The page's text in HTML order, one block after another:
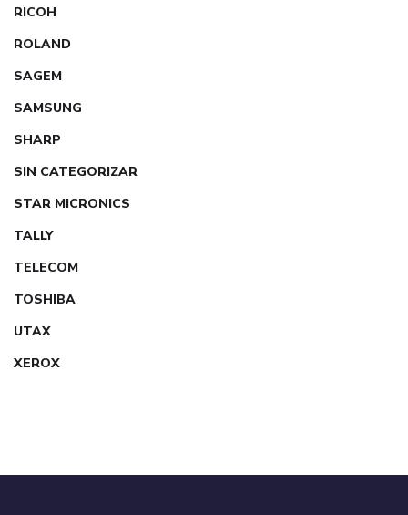
RICOH
ROLAND
SAGEM
SAMSUNG
SHARP
SIN CATEGORIZAR
STAR MICRONICS
TALLY
TELECOM
TOSHIBA
UTAX
XEROX